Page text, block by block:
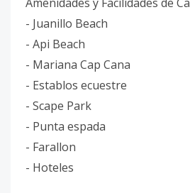
- Juanillo Beach
- Api Beach
- Mariana Cap Cana
- Establos ecuestre
- Scape Park
- Punta espada
- Farallon
- Hoteles